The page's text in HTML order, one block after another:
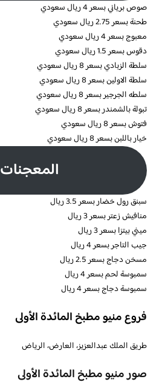
صوص برياني بسعر 4 ريال سعودي
طحنة بسعر 2.75 ريال سعودي
معبوج بسعر 4 ريال سعودي
دقوس بسعر 1.5 ريال سعودي
سلطة الزبادي بسعر 8 ريال سعودي
سلطة الاولين بسعر 8 ريال سعودي
سلطه الجرجير بسعر 8 ريال سعودي
تبولة بالشمندر بسعر 8 ريال سعودي
فتوش بسعر 8 ريال سعودي
خيار باللبن بسعر 8 ريال سعودي
المعجنات
سبنق رول خضار بسعر 3.5 ريال
منافيش زعتر بسعر 3 ريال
ميني بيتزا بسعر 3 ريال
جيب التاجر بسعر 4 ريال
مسخن دجاج بسعر 2.5 ريال
سمبوسة لحم بسعر 4 ريال
سمبوسة دجاج بسعر 4 ريال
فروع منيو مطبخ المائدة الأولى
طريق الملك عبدالعزيز، العارض، الرياض
صور منيو مطبخ المائدة الأولى